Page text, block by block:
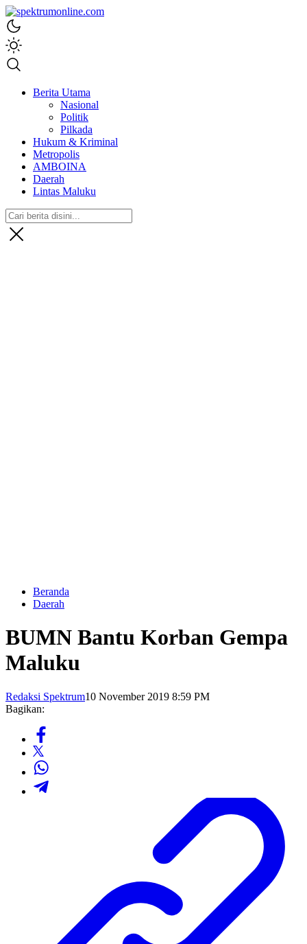
spektrumonline.com
Berita Utama
Nasional
Politik
Pilkada
Hukum & Kriminal
Metropolis
AMBOINA
Daerah
Lintas Maluku
Beranda
Daerah
BUMN Bantu Korban Gempa
Maluku
Redaksi Spektrum10 November 2019 8:59 PM
Bagikan: